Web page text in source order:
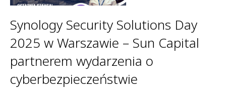
Synology Security Solutions Day
2025 w Warszawie – Sun Capital
partnerem wydarzenia o
cyberbezpieczeństwie